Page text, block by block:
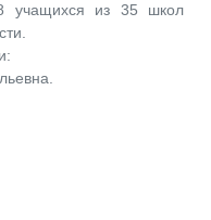
учащихся из 35 школ